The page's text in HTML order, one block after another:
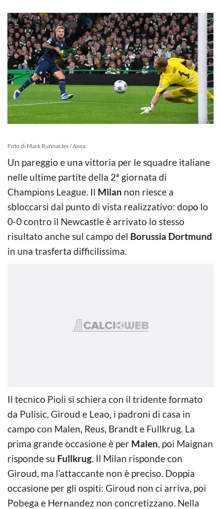
Foto di Mark Runnacles / Ansa
Un pareggio e una vittoria per le squadre italiane
nelle ultime partite della 2ª giornata di
Champions League. Il Milan non riesce a
sbloccarsi dal punto di vista realizzativo: dopo lo
0-0 contro il Newcastle è arrivato lo stesso
risultato anche sul campo del Borussia Dortmund
in una trasferta difficilissima.
Il tecnico Pioli si schiera con il tridente formato
da Pulisic, Giroud e Leao, i padroni di casa in
campo con Malen, Reus, Brandt e Fullkrug. La
prima grande occasione è per Malen, poi Maignan
risponde su Fullkrug. Il Milan risponde con
Giroud, ma l’attaccante non è preciso. Doppia
occasione per gli ospiti: Giroud non ci arriva, poi
Pobega e Hernandez non concretizzano. Nella